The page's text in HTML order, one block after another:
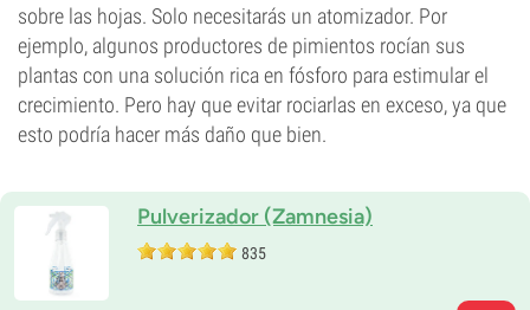
sobre las hojas. Solo necesitarás un atomizador. Por
ejemplo, algunos productores de pimientos rocían sus
plantas con una solución rica en fósforo para estimular el
crecimiento. Pero hay que evitar rociarlas en exceso, ya que
esto podría hacer más daño que bien.
Pulverizador (Zamnesia)
835